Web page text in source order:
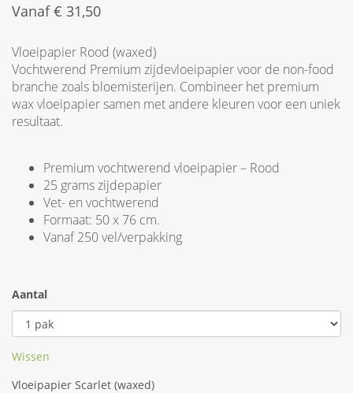
Vanaf€ 31,50
Vloeipapier Rood (waxed)
Vochtwerend Premium zijdevloeipapier voor de non-food
branche zoals bloemisterijen. Combineer het premium
wax vloeipapier samen met andere kleuren voor een uniek
resultaat.
Premium vochtwerend vloeipapier – Rood
25 grams zijdepapier
Vet- en vochtwerend
Formaat: 50 x 76 cm.
Vanaf 250 vel/verpakking
Aantal
Wissen
Vloeipapier Scarlet (waxed)